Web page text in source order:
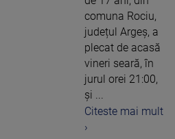
comuna Rociu,
județul Argeș, a
plecat de acasă
vineri seară, în
jurul orei 21:00,
și ...
Citeste mai mult
›